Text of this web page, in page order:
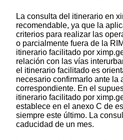
La consulta del itinerario en
recomendable, ya que la
criterios para realizar las
o parcialmente fuera de la
itinerario facilitado por
relación con las vías
el itinerario facilitado es
necesario confirmarlo ante la
correspondiente. En el
itinerario facilitado por
establece en el anexo C de
siempre este último. La
caducidad de un mes.